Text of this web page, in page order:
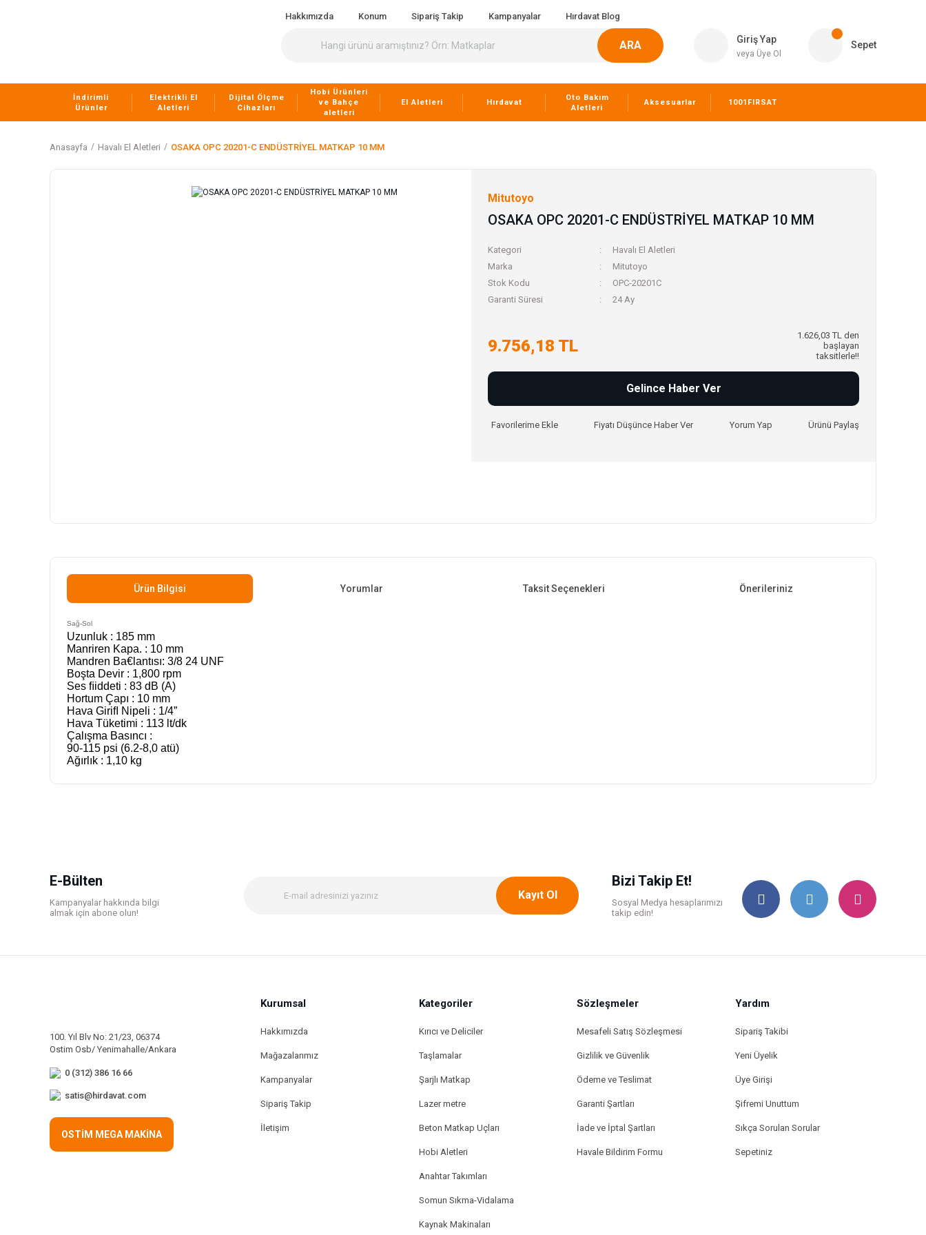
Hakkımızda Konum Sipariş Takip Kampanyalar Hırdavat Blog
ARA Giriş Yap
veya Üye Ol
Sepet
İndirimli
Ürünler
Elektrikli El
Aletleri
Dijital Ölçme
Cihazları
Hobi Ürünleri
ve Bahçe
aletleri
El Aletleri Hırdavat
Oto Bakım
Aletleri
Aksesuarlar 1001FIRSAT
Anasayfa Havalı El Aletleri OSAKA OPC 20201-C ENDÜSTRİYEL MATKAP 10 MM
Mitutoyo
OSAKA OPC 20201-C ENDÜSTRİYEL MATKAP 10 MM
Kategori
Havalı El Aletleri
Marka
Mitutoyo
Stok Kodu
OPC-20201C
Garanti Süresi
24 Ay
9.756,18 TL
1.626,03 TL den
başlayan
taksitlerle!!
Gelince Haber Ver
Fiyatı Düşünce Haber Ver Yorum Yap Ürünü Paylaş
Ürün Bilgisi Yorumlar Taksit Seçenekleri Önerileriniz
Sağ-Sol
Uzunluk : 185 mm
Manriren Kapa. : 10 mm
Mandren Ba€lantısı: 3/8 24 UNF
Boşta Devir : 1,800 rpm
Ses ﬁiddeti : 83 dB (A)
Hortum Çapı : 10 mm
Hava Giriﬂ Nipeli : 1/4”
Hava Tüketimi : 113 lt/dk
Çalışma Basıncı :
90-115 psi (6.2-8,0 atü)
Ağırlık : 1,10 kg
Bu ürünün fiyat bilgisi, resim, ürün açıklamalarında ve diğer konularda yetersiz gördüğünüz noktaları öneri formunu kullanarak tarafımıza iletebilirsiniz.
Bu ürüne benzer farklı alternatifler olmalı.
Gönder
E-Bülten
Kampanyalar hakkında bilgi
almak için abone olun!
Kayıt Ol
Bizi Takip Et!
Sosyal Medya hesaplarımızı
takip edin!
100. Yıl Blv No: 21/23, 06374
Ostim Osb/ Yenimahalle/Ankara
0 (312) 386 16 66
satis@hirdavat.com
OSTİM MEGA MAKİNA
Kurumsal
Hakkımızda
Mağazalarımız
Kampanyalar
Sipariş Takip
İletişim
Kategoriler
Kırıcı ve Deliciler
Taşlamalar
Şarjlı Matkap
Lazer metre
Beton Matkap Uçları
Hobi Aletleri
Anahtar Takımları
Somun Sıkma-Vidalama
Kaynak Makinaları
Sözleşmeler
Mesafeli Satış Sözleşmesi
Gizlilik ve Güvenlik
Ödeme ve Teslimat
Garanti Şartları
İade ve İptal Şartları
Havale Bildirim Formu
Yardım
Sipariş Takibi
Yeni Üyelik
Üye Girişi
Şifremi Unuttum
Sıkça Sorulan Sorular
Sepetiniz